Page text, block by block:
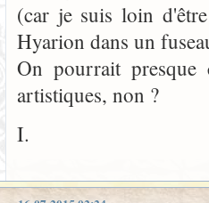
(car je suis loin
Hyarion dans un
On pourrait presque
artistiques, non ?
I.